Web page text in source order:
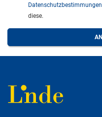
Datenschutzbestimmungen
diese.